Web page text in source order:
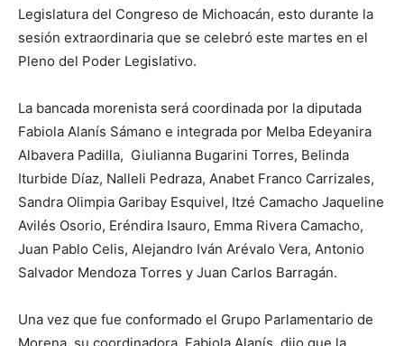
Legislatura del Congreso de Michoacán, esto durante la
sesión extraordinaria que se celebró este martes en el
Pleno del Poder Legislativo.
La bancada morenista será coordinada por la diputada
Fabiola Alanís Sámano e integrada por Melba Edeyanira
Albavera Padilla, Giulianna Bugarini Torres, Belinda
Iturbide Díaz, Nalleli Pedraza, Anabet Franco Carrizales,
Sandra Olimpia Garibay Esquivel, Itzé Camacho Jaqueline
Avilés Osorio, Eréndira Isauro, Emma Rivera Camacho,
Juan Pablo Celis, Alejandro Iván Arévalo Vera, Antonio
Salvador Mendoza Torres y Juan Carlos Barragán.
Una vez que fue conformado el Grupo Parlamentario de